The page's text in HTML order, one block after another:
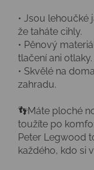
• Jsou lehoučké
že taháte cihly.
• Pěnový
tlačení ani otlaky.
• Skvělé na
zahradu.
👣Máte ploché
toužíte po
Peter Legwood
každého, kdo si